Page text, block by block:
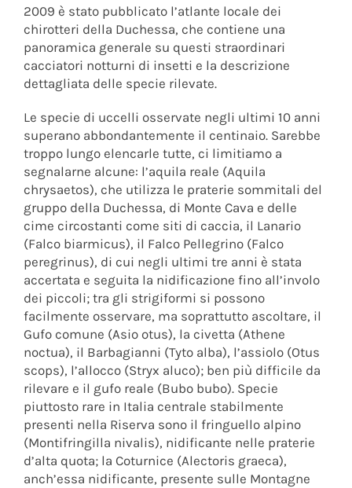
2009 è stato pubblicato l’atlante locale dei
chirotteri della Duchessa, che contiene una
panoramica generale su questi straordinari
cacciatori notturni di insetti e la descrizione
dettagliata delle specie rilevate.
Le specie di uccelli osservate negli ultimi 10 anni
superano abbondantemente il centinaio. Sarebbe
troppo lungo elencarle tutte, ci limitiamo a
segnalarne alcune: l’aquila reale (Aquila
chrysaetos), che utilizza le praterie sommitali del
gruppo della Duchessa, di Monte Cava e delle
cime circostanti come siti di caccia, il Lanario
(Falco biarmicus), il Falco Pellegrino (Falco
peregrinus), di cui negli ultimi tre anni è stata
accertata e seguita la nidificazione fino all’involo
dei piccoli; tra gli strigiformi si possono
facilmente osservare, ma soprattutto ascoltare, il
Gufo comune (Asio otus), la civetta (Athene
noctua), il Barbagianni (Tyto alba), l’assiolo (Otus
scops), l’allocco (Stryx aluco); ben più difficile da
rilevare e il gufo reale (Bubo bubo). Specie
piuttosto rare in Italia centrale stabilmente
presenti nella Riserva sono il fringuello alpino
(Montifringilla nivalis), nidificante nelle praterie
d’alta quota; la Coturnice (Alectoris graeca),
anch’essa nidificante, presente sulle Montagne